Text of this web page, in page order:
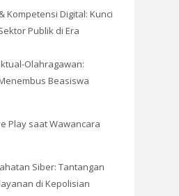
Kompetensi Digital: Kunci
Publik di Era
Olahragawan:
Beasiswa
Play saat Wawancara
Siber: Tantangan
di Kepolisian